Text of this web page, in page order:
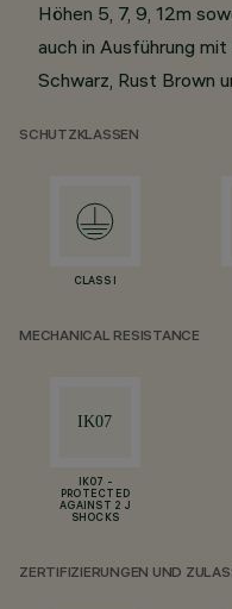
Höhen 5, 7, 9, 12m
auch in Ausführung
Schwarz, Rust Brown
SCHUTZKLASSEN
CLASS I
MECHANICAL RESISTANCE
IK07 -
PROTECTED
AGAINST 2 J
SHOCKS
ZERTIFIZIERUNGEN UND